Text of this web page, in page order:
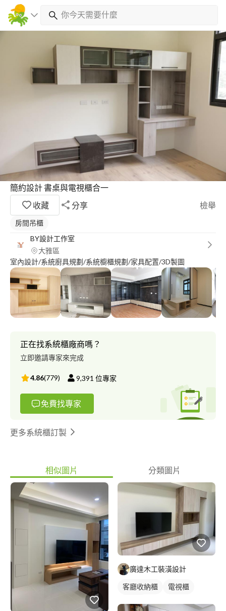
簡約設計 書桌與電視櫃合一
收藏
分享 檢舉
房間吊櫃
BY設計工作室
大雅區
室內設計/系統廚具規劃/系統櫥櫃規劃/家具配置/3D製圖
正在找系統櫃廠商嗎？
立即邀請專家來完成
4.86(779) 9,391 位專家
免費找專家
更多系統櫃訂製
相似圖片 分類圖片
廣達木工裝潢設計
客廳收納櫃
電視櫃